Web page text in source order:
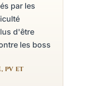
par les
d'être
les boss
PV ET